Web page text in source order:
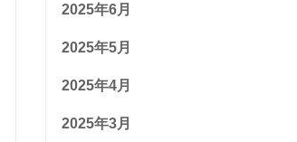
2025年6月
2025年5月
2025年4月
2025年3月